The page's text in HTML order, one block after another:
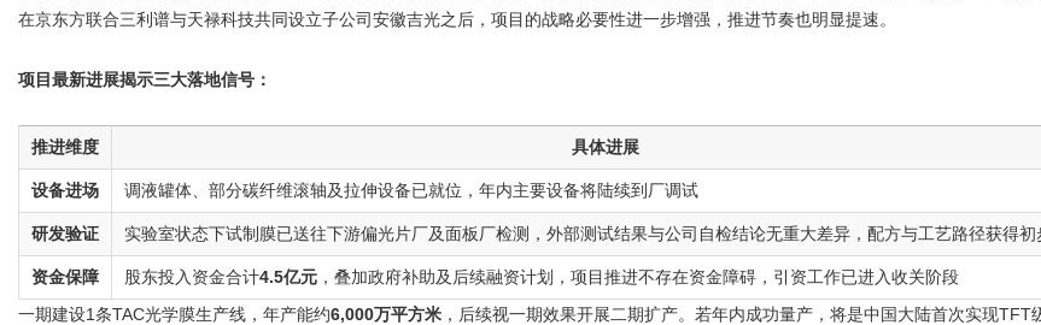
在京东方联合三利谱与天禄科技共同设立子公司安徽吉光之后，项目的战略必要性进一步增强，推进节奏也明显提速。
项目最新进展揭示三大落地信号：
推进维度 具体进展
设备进场 调液罐体、部分碳纤维滚轴及拉伸设备已就位，年内主要设备将陆续到厂调试
研发验证 实验室状态下试制膜已送往下游偏光片厂及面板厂检测，外部测试结果与公司自检结论无重大差异，配方与工艺路径获得初
资金保障 股东投入资金合计4.5亿元 ，叠加政府补助及后续融资计划，项目推进不存在资金障碍，引资工作已进入收关阶段
一期建设1条TAC光学膜生产线，年产能约6,000万平方米 ，后续视一期效果开展二期扩产。若年内成功量产，将是中国大陆首次实现TFT